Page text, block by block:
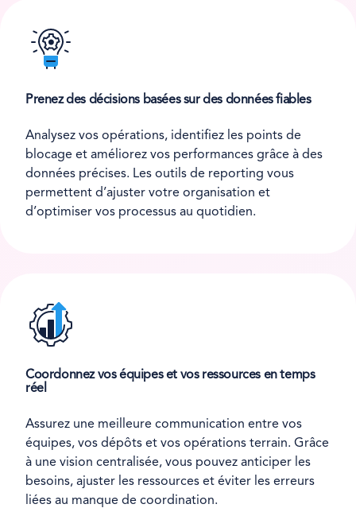
Prenez des décisions basées sur des données fiables
Analysez vos opérations, identifiez les points de
blocage et améliorez vos performances grâce à des
données précises. Les outils de reporting vous
permettent d’ajuster votre organisation et
d’optimiser vos processus au quotidien.
Coordonnez vos équipes et vos ressources en temps
réel
Assurez une meilleure communication entre vos
équipes, vos dépôts et vos opérations terrain. Grâce
à une vision centralisée, vous pouvez anticiper les
besoins, ajuster les ressources et éviter les erreurs
liées au manque de coordination.